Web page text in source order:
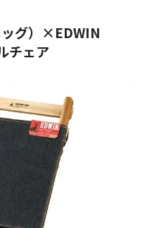
ッグ）×EDWIN
チェア